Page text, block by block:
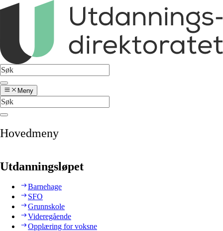
Meny
Hovedmeny
Utdanningsløpet
Barnehage
SFO
Grunnskole
Videregående
Opplæring for voksne